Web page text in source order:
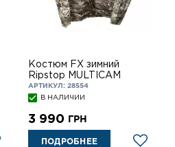
Костюм FX зимний
Ripstop MULTICAM
АРТИКУЛ: 28554
В НАЛИЧИИ
3 990 ГРН
ПОДРОБНЕЕ